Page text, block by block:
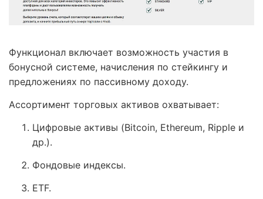
Функционал включает возможность участия в
бонусной системе, начисления по стейкингу и
предложениях по пассивному доходу.
Ассортимент торговых активов охватывает:
Цифровые активы (Bitcoin, Ethereum, Ripple и
др.).
Фондовые индексы.
ETF.